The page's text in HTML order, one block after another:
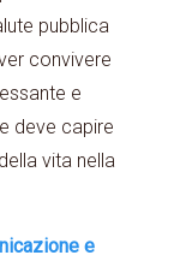
pubblica
convivere
e
deve capire
vita nella
e